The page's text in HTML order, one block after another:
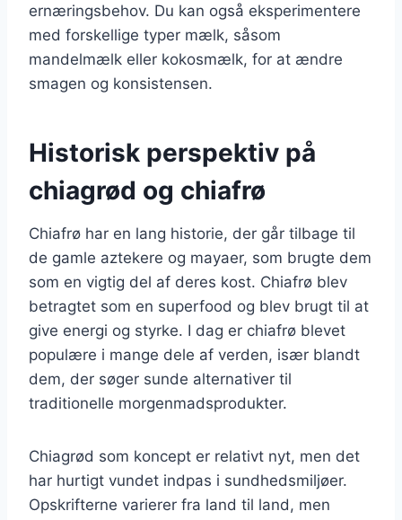
ernæringsbehov. Du kan også eksperimentere
med forskellige typer mælk, såsom
mandelmælk eller kokosmælk, for at ændre
smagen og konsistensen.
Historisk perspektiv på
chiagrød og chiafrø
Chiafrø har en lang historie, der går tilbage til
de gamle aztekere og mayaer, som brugte dem
som en vigtig del af deres kost. Chiafrø blev
betragtet som en superfood og blev brugt til at
give energi og styrke. I dag er chiafrø blevet
populære i mange dele af verden, især blandt
dem, der søger sunde alternativer til
traditionelle morgenmadsprodukter.
Chiagrød som koncept er relativt nyt, men det
har hurtigt vundet indpas i sundhedsmiljøer.
Opskrifterne varierer fra land til land, men